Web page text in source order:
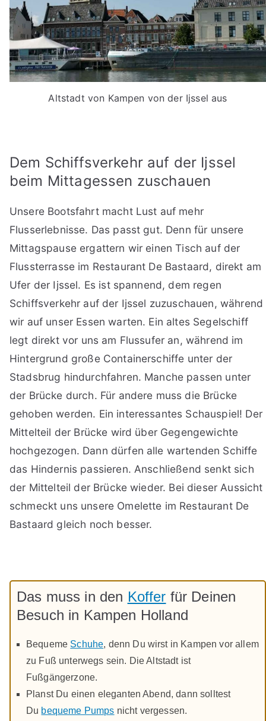
Altstadt von Kampen von der Ijssel aus
Dem Schiffsverkehr auf der Ijssel
beim Mittagessen zuschauen
Unsere Bootsfahrt macht Lust auf mehr
Flusserlebnisse. Das passt gut. Denn für unsere
Mittagspause ergattern wir einen Tisch auf der
Flussterrasse im Restaurant De Bastaard, direkt am
Ufer der Ijssel. Es ist spannend, dem regen
Schiffsverkehr auf der Ijssel zuzuschauen, während
wir auf unser Essen warten. Ein altes Segelschiff
legt direkt vor uns am Flussufer an, während im
Hintergrund große Containerschiffe unter der
Stadsbrug hindurchfahren. Manche passen unter
der Brücke durch. Für andere muss die Brücke
gehoben werden. Ein interessantes Schauspiel! Der
Mittelteil der Brücke wird über Gegengewichte
hochgezogen. Dann dürfen alle wartenden Schiffe
das Hindernis passieren. Anschließend senkt sich
der Mittelteil der Brücke wieder. Bei dieser Aussicht
schmeckt uns unsere Omelette im Restaurant De
Bastaard gleich noch besser.
Das muss in den Koffer für Deinen
Besuch in Kampen Holland
Bequeme Schuhe, denn Du wirst in Kampen vor allem
zu Fuß unterwegs sein. Die Altstadt ist
Fußgängerzone.
Planst Du einen eleganten Abend, dann solltest
Du bequeme Pumps nicht vergessen.